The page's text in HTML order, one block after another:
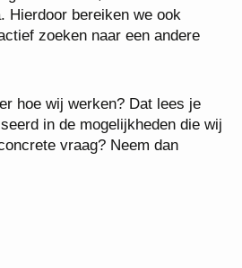
Hierdoor bereiken we ook
zoeken naar een andere
hoe wij werken? Dat lees je
in de mogelijkheden die wij
vraag? Neem dan